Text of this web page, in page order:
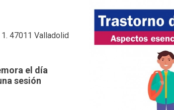
47011 Valladolid
el día
sesión